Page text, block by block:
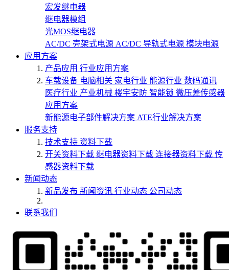
宏发继电器
继电器模组
光MOS继电器
AC/DC 壳架式电源 AC/DC 导轨式电源 模块电源
应用方案
产品应用 行业应用方案
车载设备 电脑相关 家电行业 能源行业 数码通讯
医疗行业 产业机械 楼宇安防 智能锁 微压差传感器
应用方案
新能源电子部件解决方案 ATE行业解决方案
服务支持
技术支持 资料下载
开关资料下载 继电器资料下载 连接器资料下载 传
感器资料下载
新闻动态
新品发布 新闻资讯 行业动态 公司动态
联系我们